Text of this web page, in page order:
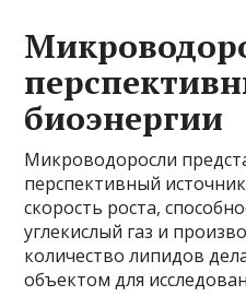
биоэнергии
Микроводоросли
перспективный
скорость роста,
углекислый газ и
количество липидов
объектом для